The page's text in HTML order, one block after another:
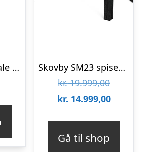
ROWICO Carradale spisebord, m. udtræk – hvidvasket eg og sort metal (170×100)
Skovby SM23 spisebord – Sort lakeret eg : Erling Christensen Møbler
kr.19.999,00Den
kr. 14.999,00Den
Gå til shop